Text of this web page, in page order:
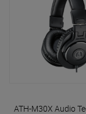
ATH-M30X Audio